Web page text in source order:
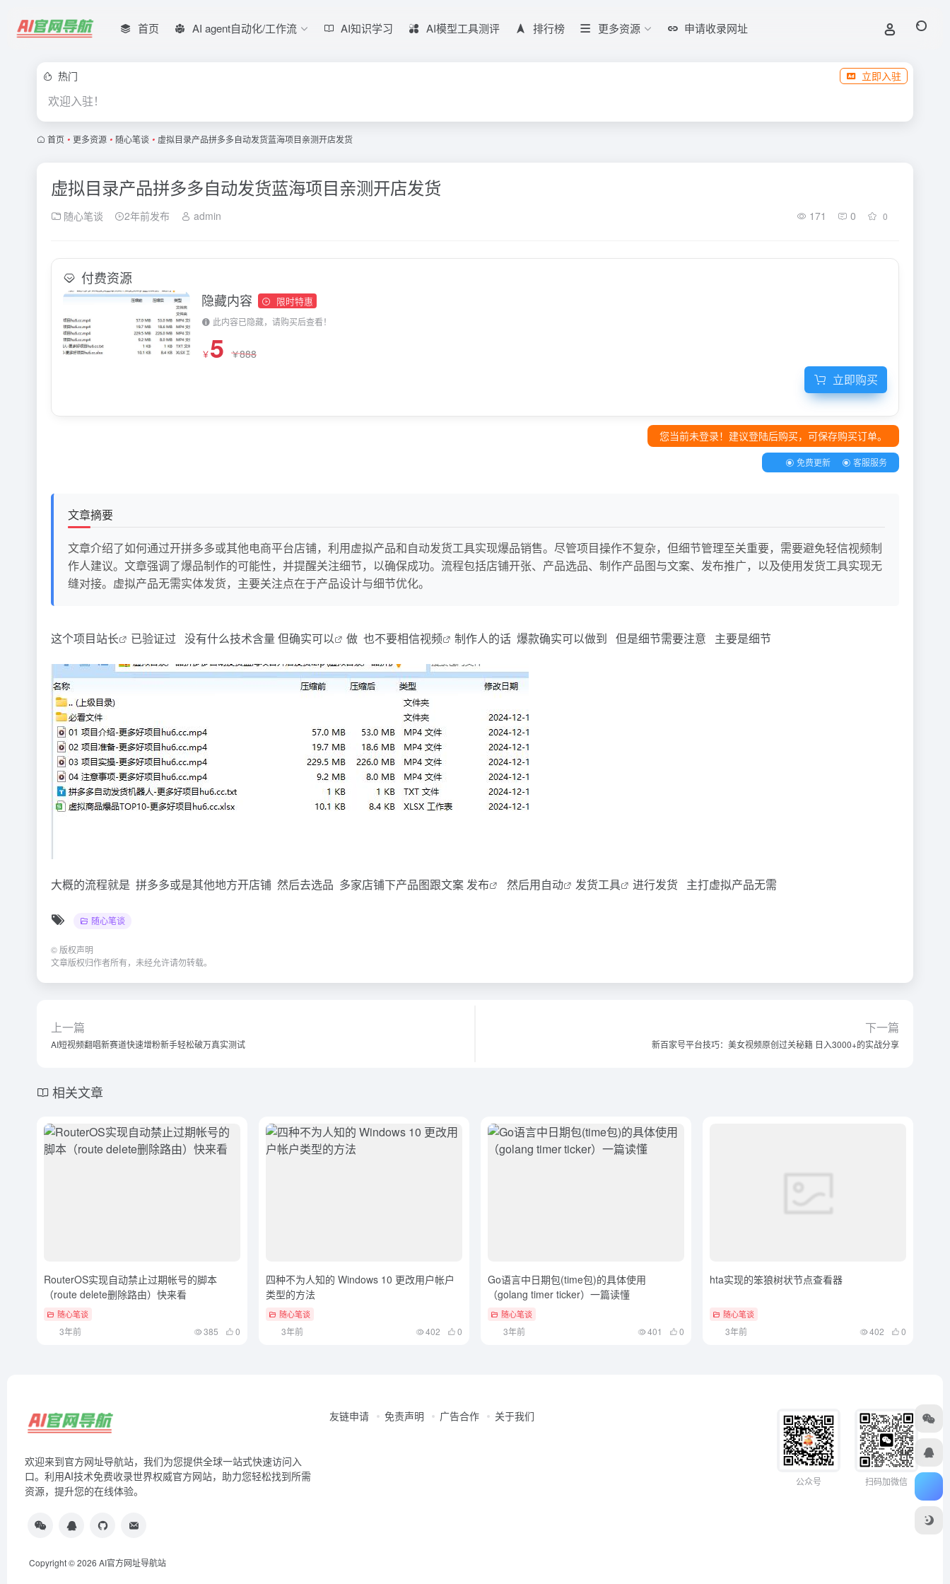
首页 AI agent自动化/工作流 AI知识学习 AI模型工具测评 排行榜 更多资源 申请收录网址
热门 立即入驻
欢迎入驻！
首页 • 更多资源 • 随心笔谈 • 虚拟目录产品拼多多自动发货蓝海项目亲测开店发货
虚拟目录产品拼多多自动发货蓝海项目亲测开店发货
随心笔谈 2年前发布 admin 171 0 0
付费资源
隐藏内容
限时特惠
此内容已隐藏，请购买后查看！
￥5 ￥888
立即购买
您当前未登录！建议登陆后购买，可保存购买订单。
免费更新 客服服务
文章摘要
文章介绍了如何通过开拼多多或其他电商平台店铺，利用虚拟产品和自动发货工具实现爆品销售。尽管项目操作不复杂，但细节管理至关重要，需要避免轻信视频制
作人建议。文章强调了爆品制作的可能性，并提醒关注细节，以确保成功。流程包括店铺开张、产品选品、制作产品图与文案、发布推广，以及使用发货工具实现无
缝对接。虚拟产品无需实体发货，主要关注点在于产品设计与细节优化。
这个项目站长 已验证过 没有什么技术含量 但确实可以 做 也不要相信视频 制作人的话 爆款确实可以做到 但是细节需要注意 主要是细节
大概的流程就是 拼多多或是其他地方开店铺 然后去选品 多家店铺下产品图跟文案发布 然后用自动 发货工具 进行发货 主打虚拟产品无需
随心笔谈
© 版权声明
文章版权归作者所有，未经允许请勿转载。
上一篇
AI短视频翻唱新赛道快速增粉新手轻松破万真实测试
下一篇
新百家号平台技巧：美女视频原创过关秘籍 日入3000+的实战分享
相关文章
RouterOS实现自动禁止过期帐号的脚本
（route delete删除路由）快来看
随心笔谈
3年前 385 0
四种不为人知的 Windows 10 更改用户帐户
类型的方法
随心笔谈
3年前 402 0
Go语言中日期包(time包)的具体使用
（golang timer ticker）一篇读懂
随心笔谈
3年前 401 0
hta实现的笨狼树状节点查看器
随心笔谈
3年前 402 0
欢迎来到官方网址导航站，我们为您提供全球一站式快速访问入
口。利用AI技术免费收录世界权威官方网站，助力您轻松找到所需
资源，提升您的在线体验。
友链申请 免责声明 广告合作 关于我们
公众号 扫码加微信
Copyright © 2026 AI官方网址导航站